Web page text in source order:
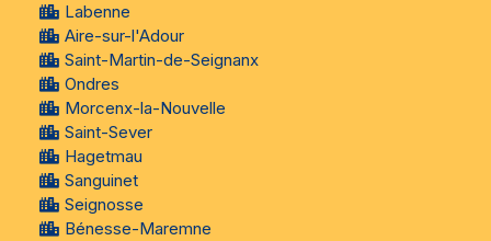
Labenne
Aire-sur-l'Adour
Saint-Martin-de-Seignanx
Ondres
Morcenx-la-Nouvelle
Saint-Sever
Hagetmau
Sanguinet
Seignosse
Bénesse-Maremne